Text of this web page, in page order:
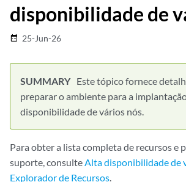
disponibilidade de
date_range 25-Jun-26
Este tópico fornece
preparar o ambiente para a
disponibilidade de vários nós.
Para obter a lista completa de recursos e
suporte, consulteAlta disponibilidade de
Explorador de Recursos.